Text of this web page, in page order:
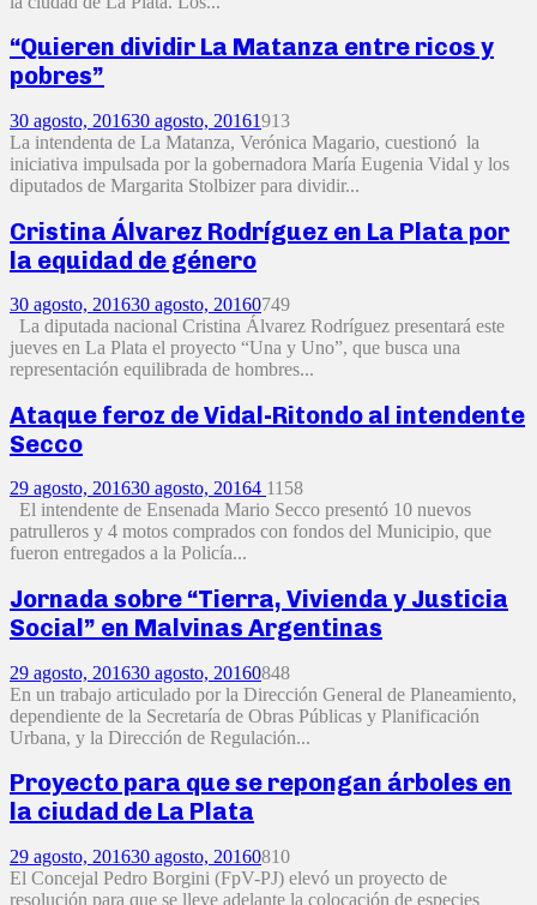
“Quieren dividir La Matanza entre ricos y
pobres”
30 agosto, 201630 agosto, 20161913
La intendenta de La Matanza, Verónica Magario, cuestionó la
iniciativa impulsada por la gobernadora María Eugenia Vidal y los
diputados de Margarita Stolbizer para dividir...
Cristina Álvarez Rodríguez en La Plata por
la equidad de género
30 agosto, 201630 agosto, 20160749
La diputada nacional Cristina Álvarez Rodríguez presentará este
jueves en La Plata el proyecto “Una y Uno”, que busca una
representación equilibrada de hombres...
Ataque feroz de Vidal-Ritondo al intendente
Secco
29 agosto, 201630 agosto, 20164 1158
El intendente de Ensenada Mario Secco presentó 10 nuevos
patrulleros y 4 motos comprados con fondos del Municipio, que
fueron entregados a la Policía...
Jornada sobre “Tierra, Vivienda y Justicia
Social” en Malvinas Argentinas
29 agosto, 201630 agosto, 20160848
En un trabajo articulado por la Dirección General de Planeamiento,
dependiente de la Secretaría de Obras Públicas y Planificación
Urbana, y la Dirección de Regulación...
Proyecto para que se repongan árboles en
la ciudad de La Plata
29 agosto, 201630 agosto, 20160810
El Concejal Pedro Borgini (FpV-PJ) elevó un proyecto de
resolución para que se lleve adelante la colocación de especies